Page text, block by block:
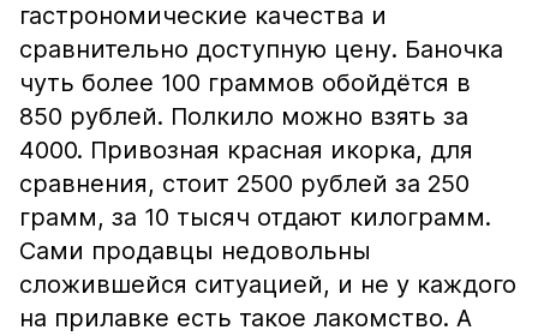
гастрономические качества и
сравнительно доступную цену. Баночка
чуть более 100 граммов обойдётся в
850 рублей. Полкило можно взять за
4000. Привозная красная икорка, для
сравнения, стоит 2500 рублей за 250
грамм, за 10 тысяч отдают килограмм.
Сами продавцы недовольны
сложившейся ситуацией, и не у каждого
на прилавке есть такое лакомство. А